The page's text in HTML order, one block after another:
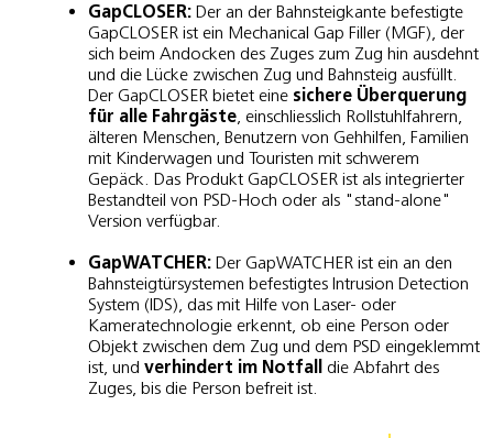
GapCLOSER: Der an der Bahnsteigkante befestigte
GapCLOSER ist ein Mechanical Gap Filler (MGF), der
sich beim Andocken des Zuges zum Zug hin ausdehnt
und die Lücke zwischen Zug und Bahnsteig ausfüllt.
Der GapCLOSER bietet eine sichere Überquerung
für alle Fahrgäste, einschliesslich Rollstuhlfahrern,
älteren Menschen, Benutzern von Gehhilfen, Familien
mit Kinderwagen und Touristen mit schwerem
Gepäck. Das Produkt GapCLOSER ist als integrierter
Bestandteil von PSD-Hoch oder als "stand-alone"
Version verfügbar.
GapWATCHER: Der GapWATCHER ist ein an den
Bahnsteigtürsystemen befestigtes Intrusion Detection
System (IDS), das mit Hilfe von Laser- oder
Kameratechnologie erkennt, ob eine Person oder
Objekt zwischen dem Zug und dem PSD eingeklemmt
ist, und verhindert im Notfall die Abfahrt des
Zuges, bis die Person befreit ist.